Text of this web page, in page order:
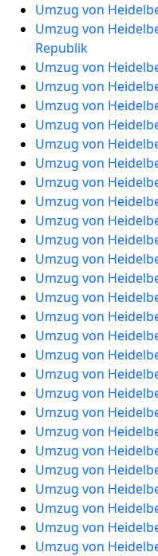
Umzug von
Umzug von
Republik
Umzug von
Umzug von
Umzug von
Umzug von
Umzug von
Umzug von
Umzug von
Umzug von
Umzug von
Umzug von
Umzug von
Umzug von
Umzug von
Umzug von
Umzug von
Umzug von
Umzug von
Umzug von
Umzug von
Umzug von
Umzug von
Umzug von
Umzug von
Umzug von
Umzug von
Umzug von